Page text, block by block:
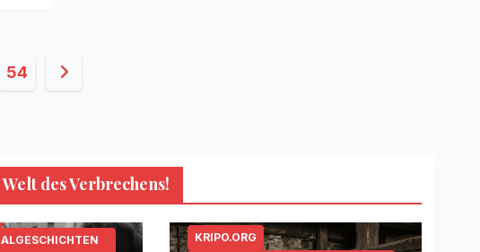
54
des Verbrechens!
MORDFÄLLE
KRIPO.ORG